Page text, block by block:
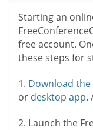
Starting an
free account.
these steps for
1. Download the
or desktop app.
2. Launch the